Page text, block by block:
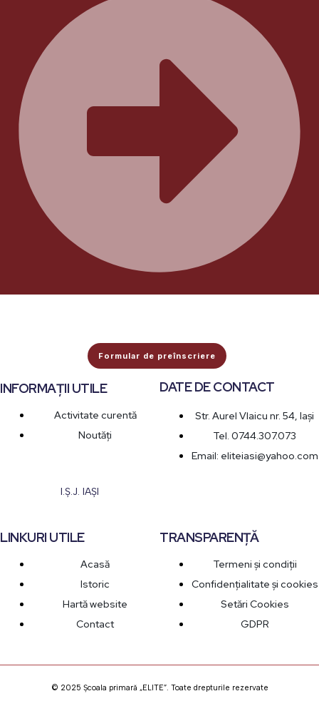
Formular de preînscriere
INFORMAȚII UTILE
Activitate curentă
Noutăți
I.Ș.J. IAȘI
DATE DE CONTACT
Str. Aurel Vlaicu nr. 54, Iași
Tel. 0744.307.073
Email: eliteiasi@yahoo.com
LINKURI UTILE
Acasă
Istoric
Hartă website
Contact
TRANSPARENȚĂ
Termeni și condiții
Confidențialitate și cookies
Setări Cookies
GDPR
© 2025 Școala primară „ELITE”. Toate drepturile rezervate